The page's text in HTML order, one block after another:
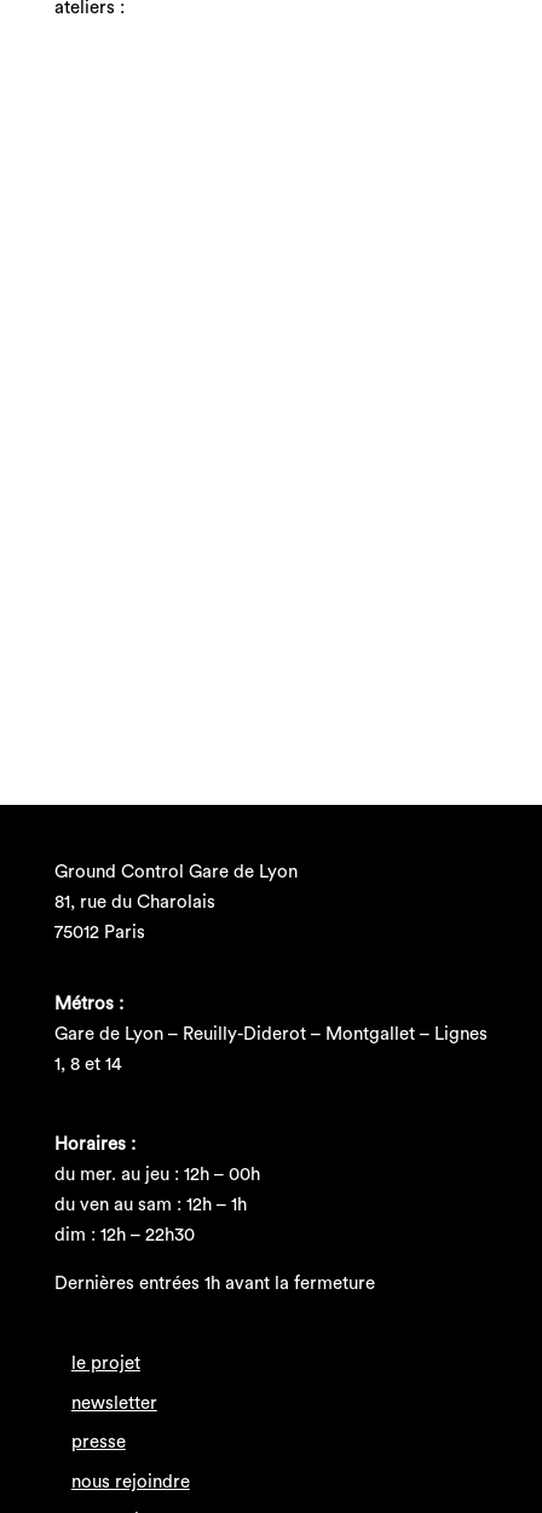
ateliers :
Ground Control Gare de Lyon
81, rue du Charolais
75012 Paris
Métros :
Gare de Lyon – Reuilly-Diderot – Montgallet – Lignes
1, 8 et 14
Horaires :
du mer. au jeu : 12h – 00h
du ven au sam : 12h – 1h
dim : 12h – 22h30
Dernières entrées 1h avant la fermeture
le projet
newsletter
presse
nous rejoindre